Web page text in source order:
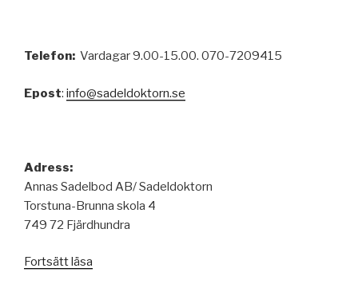
Telefon: Vardagar 9.00-15.00. 070-7209415
Epost: info@sadeldoktorn.se
Adress:
Annas Sadelbod AB/ Sadeldoktorn
Torstuna-Brunna skola 4
749 72 Fjärdhundra
Fortsätt läsa